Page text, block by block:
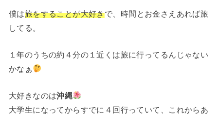
僕は旅をすることが大好きで、時間とお金さえあれば旅
してる。
１年のうちの約４分の１近くは旅に行ってるんじゃない
かなぁ
大好きなのは沖縄
大学生になってからすでに４回行っていて、これからあ